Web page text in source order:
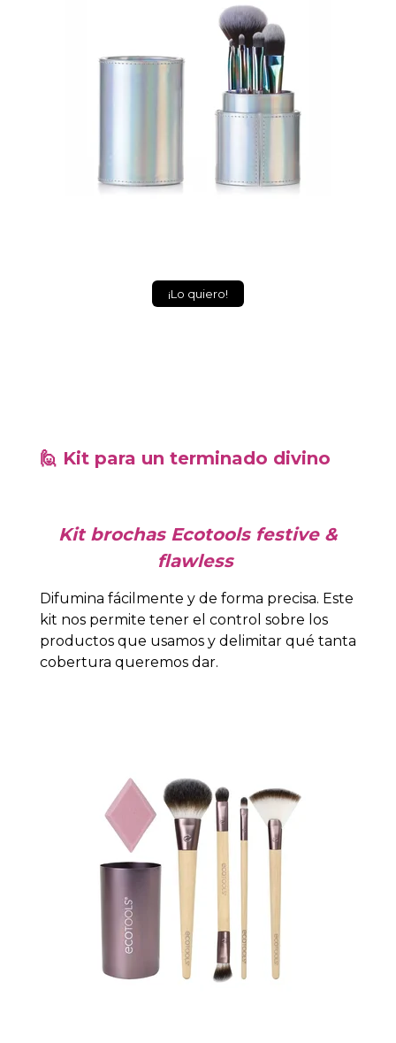
¡Lo quiero!
🙋 Kit para un terminado divino
Kit brochas Ecotools festive &
flawless
Difumina fácilmente y de forma precisa. Este
kit nos permite tener el control sobre los
productos que usamos y delimitar qué tanta
cobertura queremos dar.